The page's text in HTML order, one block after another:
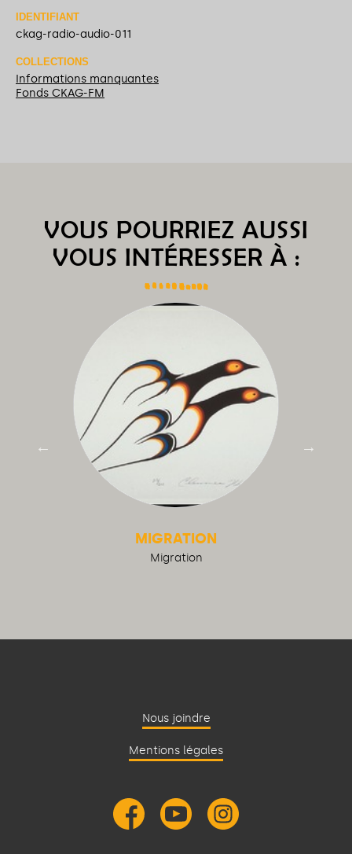
IDENTIFIANT
ckag-radio-audio-011
COLLECTIONS
Informations manquantes
Fonds CKAG-FM
VOUS POURRIEZ AUSSI
VOUS INTÉRESSER À :
MIGRATION
Migration
Nous joindre
Mentions légales